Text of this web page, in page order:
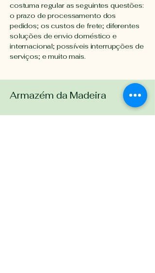
costuma regular as seguintes questões:
o prazo de processamento dos
pedidos; os custos de frete; diferentes
soluções de envio doméstico e
internacional; possíveis interrupções de
serviços; e muito mais.
Armazém da Madeira